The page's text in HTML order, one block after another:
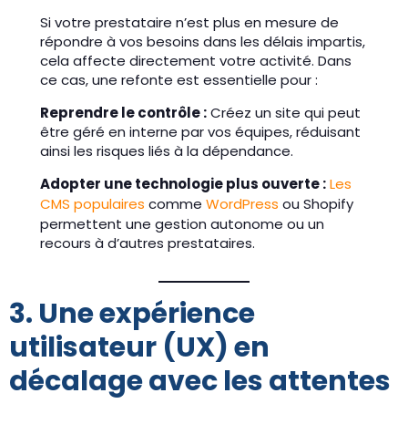
Si votre prestataire n’est plus en mesure de
répondre à vos besoins dans les délais impartis,
cela affecte directement votre activité. Dans
ce cas, une refonte est essentielle pour :
Reprendre le contrôle :Créez un site qui peut
être géré en interne par vos équipes, réduisant
ainsi les risques liés à la dépendance.
Adopter une technologie plus ouverte : Les
CMS populaires commeWordPress ou Shopify
permettent une gestion autonome ou un
recours à d’autres prestataires.
3. Une expérience
utilisateur (UX) en
décalage avec les attentes